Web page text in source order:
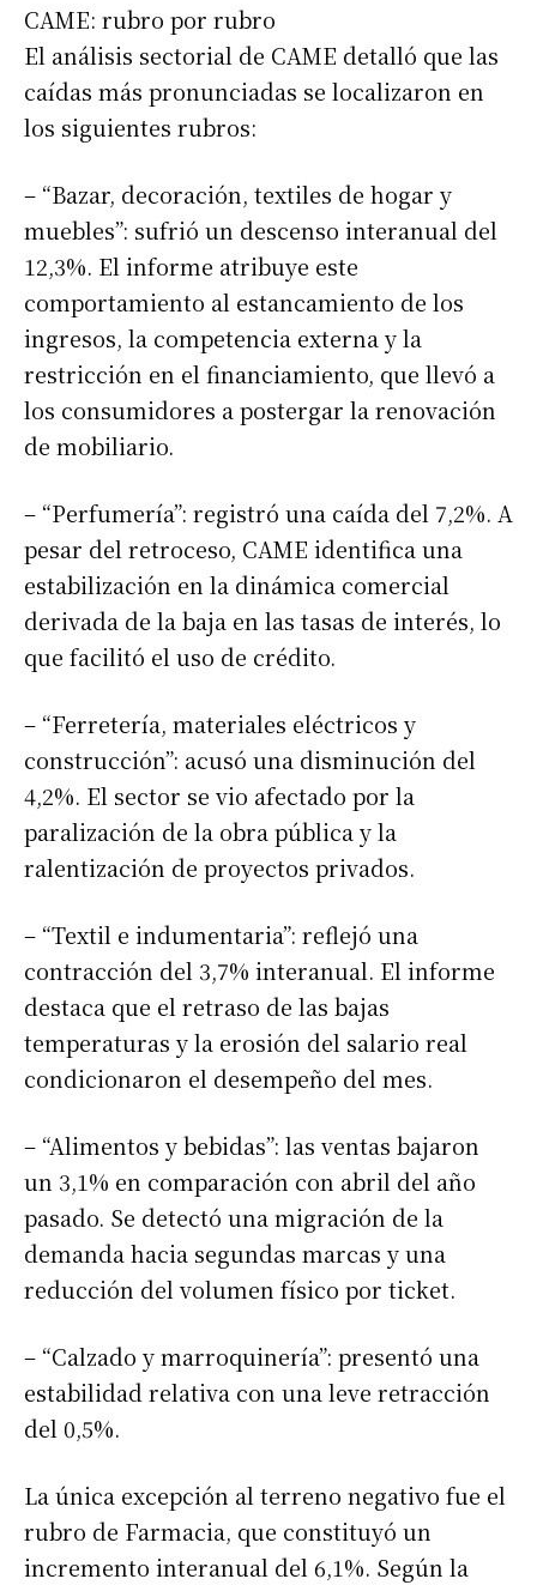
CAME: rubro por rubro
El análisis sectorial de CAME detalló que las
caídas más pronunciadas se localizaron en
los siguientes rubros:
– “Bazar, decoración, textiles de hogar y
muebles”: sufrió un descenso interanual del
12,3%. El informe atribuye este
comportamiento al estancamiento de los
ingresos, la competencia externa y la
restricción en el financiamiento, que llevó a
los consumidores a postergar la renovación
de mobiliario.
– “Perfumería”: registró una caída del 7,2%. A
pesar del retroceso, CAME identifica una
estabilización en la dinámica comercial
derivada de la baja en las tasas de interés, lo
que facilitó el uso de crédito.
– “Ferretería, materiales eléctricos y
construcción”: acusó una disminución del
4,2%. El sector se vio afectado por la
paralización de la obra pública y la
ralentización de proyectos privados.
– “Textil e indumentaria”: reflejó una
contracción del 3,7% interanual. El informe
destaca que el retraso de las bajas
temperaturas y la erosión del salario real
condicionaron el desempeño del mes.
– “Alimentos y bebidas”: las ventas bajaron
un 3,1% en comparación con abril del año
pasado. Se detectó una migración de la
demanda hacia segundas marcas y una
reducción del volumen físico por ticket.
– “Calzado y marroquinería”: presentó una
estabilidad relativa con una leve retracción
del 0,5%.
La única excepción al terreno negativo fue el
rubro de Farmacia, que constituyó un
incremento interanual del 6,1%. Según la